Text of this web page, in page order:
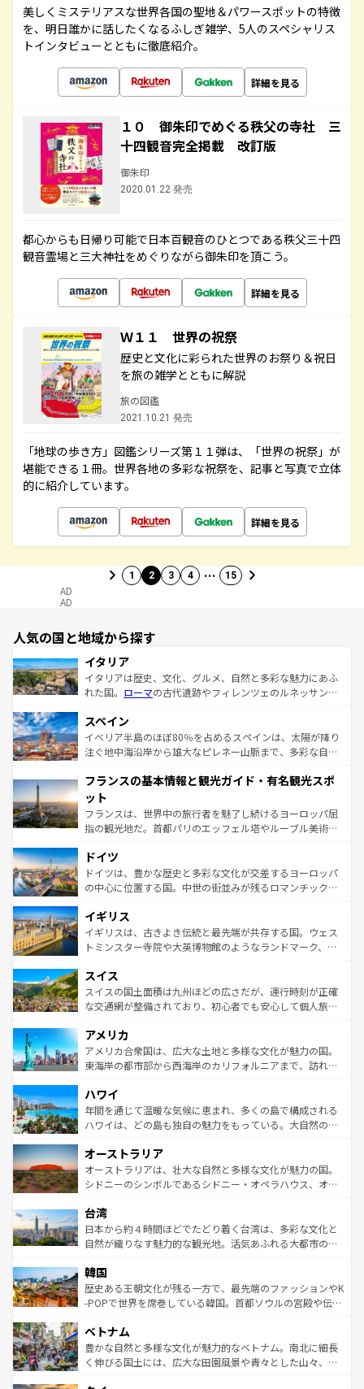
美しくミステリアスな世界各国の聖地＆パワースポットの特徴
を、明日誰かに話したくなるふしぎ雑学、5人のスペシャリス
トインタビューとともに徹底紹介。
詳細を見る
１０ 御朱印でめぐる秩父の寺社 三
十四観音完全掲載 改訂版
御朱印
2020.01.22 発売
都心からも日帰り可能で日本百観音のひとつである秩父三十四
観音霊場と三大神社をめぐりながら御朱印を頂こう。
詳細を見る
Ｗ１１ 世界の祝祭
歴史と文化に彩られた世界のお祭り＆祝日
を旅の雑学とともに解説
旅の図鑑
2021.10.21 発売
「地球の歩き方」図鑑シリーズ第１１弾は、「世界の祝祭」が
堪能できる１冊。世界各地の多彩な祝祭を、記事と写真で立体
的に紹介しています。
詳細を見る
1 2 3 4 … 15
AD
AD
人気の国と地域から探す
イタリア
イタリアは歴史、文化、グルメ、自然と多彩な魅力にあふ
れた国。 ローマの古代遺跡やフィレンツェのルネッサンス
ろん、トスカーナの美しい田園風景やアマルフィ海岸の絶
景など、自然景観も見逃せない。観光の合間には、本場の
ピザやパスタなど、絶品のイタリア料理を堪能することも
ませてくれるイタリアで、忘れられない旅をしてみよう！
なお、新着のイタリア情報は
しい。
スペイン
イベリア半島のほぼ80％を占めるスペインは、太陽が降り
注ぐ地中海沿岸から雄大なピレネー山脈まで、多彩な自然
文化が根付くこの国では、情熱的なフラメンコ、熱気あふ
れる闘牛、そして美味しいタパスが生活の一部となってい
る。首都マドリードの洗練された雰囲気や、バルセロナの
アートに溢れた街角から、地方では古代ローマ遺跡や中世
せる。地方によって風土や気候が異なるスペインはその個
性で訪れる人を魅了する。 なお、新着のスペイン情報は コ
ンテンツ一覧を参照してほしい。
フランスの基本情報と観光ガイド・有名観光スポ
ット
フランスは、世界中の旅行者を魅了し続けるヨーロッパ屈
指の観光地だ。首都パリのエッフェル塔やルーブル美術館
で、幅広い魅力が詰まっている。華麗な宮殿、歴史的な大
聖堂、美しいビーチ、そして豊かな自然が、訪れる者を心
から魅了する。また、フランスは美食の国としても知ら
いる。シャンパンの発祥地であるランス、プロヴァンスの
香り高いラベンダー畑など、多彩な楽しみ方が可能だ。さ
らに、パリ以外の地域にも魅力が溢れており、どの街角に
れる地方に足を運ぶとそれぞれで全く異なる文化を体験で
きるだろう。 なお、新着のフランス情報はコンテンツ一覧
を参照してほしい。
ドイツ
ドイツは、豊かな歴史と多彩な文化が交差するヨーロッパ
の中心に位置する国。中世の街並みが残るロマンチック街
顔を持つこの国は、どこを歩いても飽きることがない。ベ
ルリンの文化的活気、バイエルン州のアルプスの絶景、そ
してライン川沿いのワイン畑といった風景は必見。ビール
は、お酒好きな人にはぜひ体験してほしい。 なお、新着の
ドイツ情報はコンテンツ一覧を参照してほしい。
イギリス
イギリスは、古きよき伝統と最先端が共存する国。ウェス
トミンスター寺院や大英博物館のようなランドマーク、歴
リアごとに異なる魅力がある。また、優雅なアフタヌーン
ティー、ビール好きにはたまらない英国パブ、サッカー観
戦など、本場だからこそできる体験も豊富。イギリスを旅
ンツ一覧を参照してほしい。
スイス
スイスの国土面積は九州ほどの広さだが、運行時刻が正確
な交通網が整備されており、初心者でも安心して個人旅行
の建物がそのまま残る町や、スイスならではのユニークな
博物館もあり、アルプス観光だけでなく町歩きも満喫する
ことができる。国民の所得が高いため物価も高いが、旅行
ば市内交通費無料で観光を楽しむこともできる。 なお、新
着のスイス情報はコンテンツ一覧 を参照してほしい。
アメリカ
アメリカ合衆国は、広大な土地と多様な文化が魅力の国。
東海岸の都市部から西海岸のカリフォルニアまで、訪れる
のような巨大都市は、観光、ショッピング、エンターテイ
ンメントが詰まった刺激的なスポットだ。一方、アメリカ
西部には大自然が広がり、グランドキャニオンやイエロー
部のニューオーリンズでは、音楽と美食が融合した独特の
文化が魅力。旅行者はアメリカの各地域で異なる魅力を楽
しみながら、その多様性と豊かな歴史を感じることができ
ならではの贅沢な旅のスタイルだ。 なお、新着のアメリカ
情報はコンテンツ一覧を参照してほしい。
ハワイ
年間を通じて温暖な気候に恵まれ、多くの島で構成される
ハワイは、どの島も独自の魅力をもっている。大自然の神
ワイ島は見逃せない。また、定番の観光地といえばオアフ
島だが、静かな自然を求めるならマウイ島やカウアイ島が
おすすめ。エメラルドグリーンに輝く海をはじめ、豊かな
れるおもてなしの心で訪れる人々を迎えてくれるハワイの
人々、おいしいローカルフードやハワイアンミュージッ
ク、伝統的なフラダンスなど、すべてがハワイの魅力を彩
ワイを、存分に味わってほしい。 なお、新着のハワイ情報
はコンテンツ一覧を参照してほしい。
オーストラリア
オーストラリアは、壮大な自然と多様な文化が魅力の国。
シドニーのシンボルであるシドニー・オペラハウス、オー
リアリーフや大陸中央部にそびえるウルル（エアーズロッ
ク）、タスマニアの美しい原生林やケアンズの熱帯雨林な
ど、見どころがたくさん。また、カフェやワイン、オージ
いる。アクティビティも充実しており、サーフィンやダイ
ビング、ハイキングなど、アウトドア好きにはたまらな
い。オーストラリアの多彩な魅力を存分に味わいつくそ
参照してほしい。
台湾
日本から約４時間ほどでたどり着く台湾は、多彩な文化と
自然が織りなす魅力的な観光地。活気あふれる大都市の台
ン）、静ひつな山岳地帯である台湾東部など、都市の喧騒
と山間の静けさが共存しており、訪れる人に新しい発見と
驚きをもたらしてくれる。また、奥深い台湾の食文化も魅
容にもいいと評判のスイーツなど、バラエティ豊かな料理
が味わえる。 なお、新着の台湾情報は コンテンツ一覧を参
照してほしい。
韓国
歴史ある王朝文化が残る一方で、最先端のファッションやK
-POPで世界を席巻している韓国。首都ソウルの宮殿や伝統
き、地方に足を延ばせば四季折々の自然美を楽しむことが
できる。そして、キムチや焼肉、絶品のストリートフード
まで、さまざまな韓国料理が待っている。夜には、韓国な
ベトナム
豊かな自然と多様な文化が魅力的なベトナム。南北に細長
く伸びる国土には、広大な田園風景や青々とした山々、世